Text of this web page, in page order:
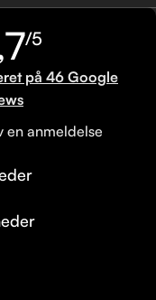
/5
på 46 Google
en anmeldelse